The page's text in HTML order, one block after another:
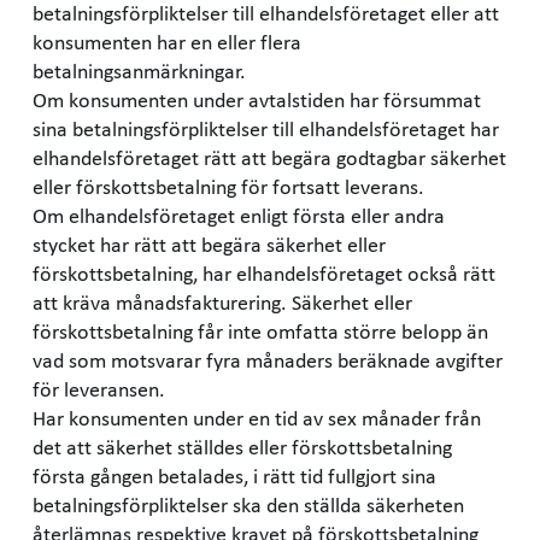
betalningsförpliktelser till elhandelsföretaget eller att
konsumenten har en eller flera
betalningsanmärkningar.
Om konsumenten under avtalstiden har försummat
sina betalningsförpliktelser till elhandelsföretaget har
elhandelsföretaget rätt att begära godtagbar säkerhet
eller förskottsbetalning för fortsatt leverans.
Om elhandelsföretaget enligt första eller andra
stycket har rätt att begära säkerhet eller
förskottsbetalning, har elhandelsföretaget också rätt
att kräva månadsfakturering. Säkerhet eller
förskottsbetalning får inte omfatta större belopp än
vad som motsvarar fyra månaders beräknade avgifter
för leveransen.
Har konsumenten under en tid av sex månader från
det att säkerhet ställdes eller förskottsbetalning
första gången betalades, i rätt tid fullgjort sina
betalningsförpliktelser ska den ställda säkerheten
återlämnas respektive kravet på förskottsbetalning